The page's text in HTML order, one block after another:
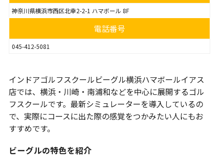
神奈川県横浜市西区北幸2-2-1 ハマボール 8F
電話番号
045-412-5081
インドアゴルフスクールビーグル横浜ハマボールイアス
店では、横浜・川崎・南浦和などを中心に展開するゴル
フスクールです。最新シミュレーターを導入しているの
で、実際にコースに出た際の感覚をつかみたい人にもお
すすめです。
ビーグルの特色を紹介